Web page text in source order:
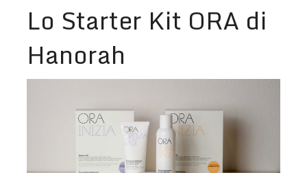
Lo Starter Kit ORA di
Hanorah